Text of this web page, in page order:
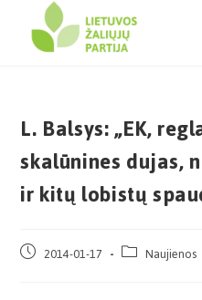
L. Balsys: „EK,
skalūnines dujas,
ir kitų lobistų
2014-01-17 Naujienos